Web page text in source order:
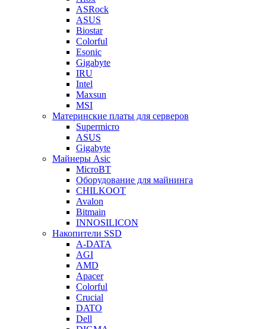
ASRock
ASUS
Biostar
Colorful
Esonic
Gigabyte
IRU
Intel
Maxsun
MSI
Материнские платы для серверов
Supermicro
ASUS
Gigabyte
Майнеры Asic
MicroBT
Оборудование для майнинга
CHILKOOT
Avalon
Bitmain
INNOSILICON
Накопители SSD
A-DATA
AGI
AMD
Apacer
Colorful
Crucial
DATO
Dell